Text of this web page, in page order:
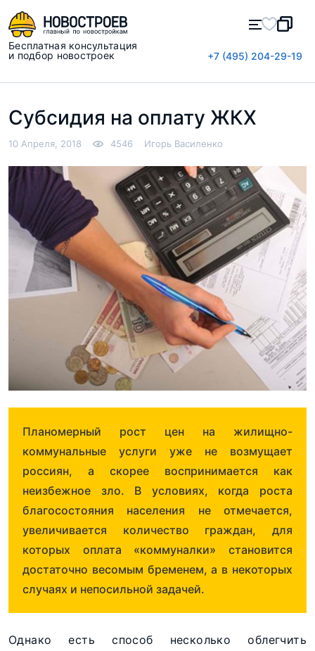
Бесплатная консультация
и подбор новостроек
+7 (495) 204-29-19
Субсидия на оплату ЖКХ
10 Апреля, 2018 4546 Игорь Василенко
Планомерный рост цен на жилищно-
коммунальные услуги уже не возмущает
россиян, а скорее воспринимается как
неизбежное зло. В условиях, когда роста
благосостояния населения не отмечается,
увеличивается количество граждан, для
которых оплата «коммуналки» становится
достаточно весомым бременем, а в некоторых
случаях и непосильной задачей.
Однако есть способ несколько облегчить